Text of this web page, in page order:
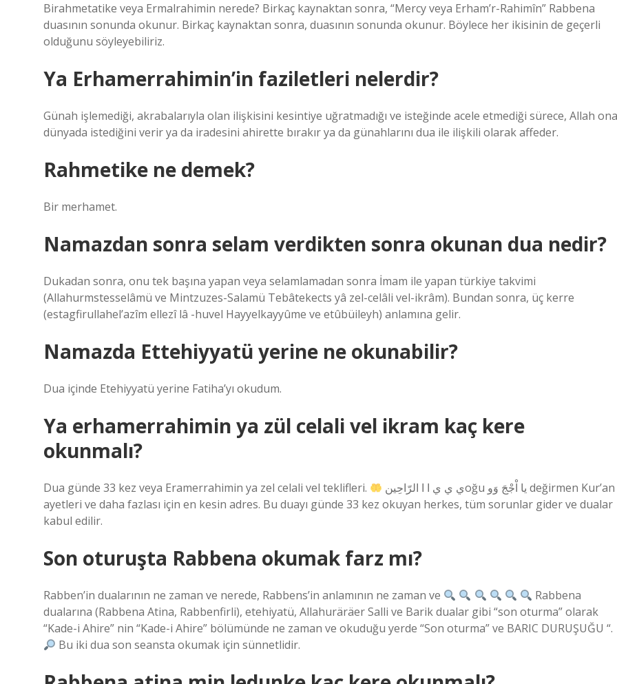
Birahmetatike veya Ermalrahimin nerede? Birkaç kaynaktan sonra, “Mercy veya Erham’r-Rahimîn” Rabbena
duasının sonunda okunur. Birkaç kaynaktan sonra, duasının sonunda okunur. Böylece her ikisinin de geçerli
olduğunu söyleyebiliriz.
Ya Erhamerrahimin’in faziletleri nelerdir?
Günah işlemediği, akrabalarıyla olan ilişkisini kesintiye uğratmadığı ve isteğinde acele etmediği sürece, Allah ona
dünyada istediğini verir ya da iradesini ahirette bırakır ya da günahlarını dua ile ilişkili olarak affeder.
Rahmetike ne demek?
Bir merhamet.
Namazdan sonra selam verdikten sonra okunan dua nedir?
Dukadan sonra, onu tek başına yapan veya selamlamadan sonra İmam ile yapan türkiye takvimi
(Allahurmstesselâmü ve Mintzuzes-Salamü Tebâtekects yâ zel-celâli vel-ikrâm). Bundan sonra, üç kerre
(estagfirullahel’azîm ellezî lâ -huvel Hayyelkayyûme ve etûbüileyh) anlamına gelir.
Namazda Ettehiyyatü yerine ne okunabilir?
Dua içinde Etehiyyatü yerine Fatiha’yı okudum.
Ya erhamerrahimin ya zül celali vel ikram kaç kere
okunmalı?
Dua günde 33 kez veya Eramerrahimin ya zel celali vel teklifleri.
ayetleri ve daha fazlası için en kesin adres. Bu duayı günde 33 kez okuyan herkes, tüm sorunlar gider ve dualar
kabul edilir.
Son oturuşta Rabbena okumak farz mı?
Rabben’in dualarının ne zaman ve nerede, Rabbens’in anlamının ne zaman ve
Rabbena
dualarına (Rabbena Atina, Rabbenfirli), etehiyatü, Allahuräräer Salli ve Barik dualar gibi “son oturma” olarak
“Kade-i Ahire” nin “Kade-i Ahire” bölümünde ne zaman ve okuduğu yerde “Son oturma” ve BARIC DURUŞUĞU “.
Bu iki dua son seansta okumak için sünnetlidir.